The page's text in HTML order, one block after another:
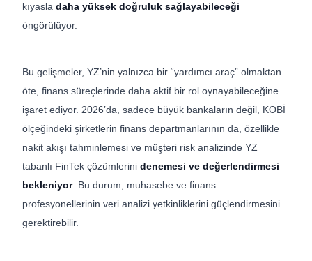
kıyasla daha yüksek doğruluk sağlayabileceği
öngörülüyor.
Bu gelişmeler, YZ’nin yalnızca bir “yardımcı araç” olmaktan
öte, finans süreçlerinde daha aktif bir rol oynayabileceğine
işaret ediyor. 2026’da, sadece büyük bankaların değil, KOBİ
ölçeğindeki şirketlerin finans departmanlarının da, özellikle
nakit akışı tahminlemesi ve müşteri risk analizinde YZ
tabanlı FinTek çözümlerini denemesi ve değerlendirmesi
bekleniyor. Bu durum, muhasebe ve finans
profesyonellerinin veri analizi yetkinliklerini güçlendirmesini
gerektirebilir.